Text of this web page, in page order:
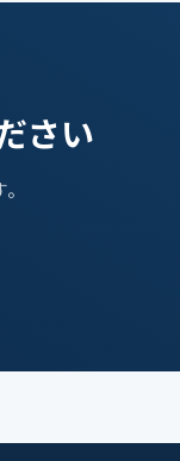
さい